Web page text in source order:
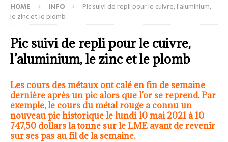
HOME INFO
Pic suivi de repli pour le cuivre, l’aluminium,
le zinc et le plomb
Pic suivi de repli pour le cuivre,
l’aluminium, le zinc et le plomb
Les cours des métaux ont calé en fin de semaine
dernière après un pic alors que l’or se reprend. Par
exemple, le cours du métal rouge a connu un
nouveau pic historique le lundi 10 mai 2021 à 10
747,50 dollars la tonne sur le LME avant de revenir
sur ses pas au fil de la semaine.